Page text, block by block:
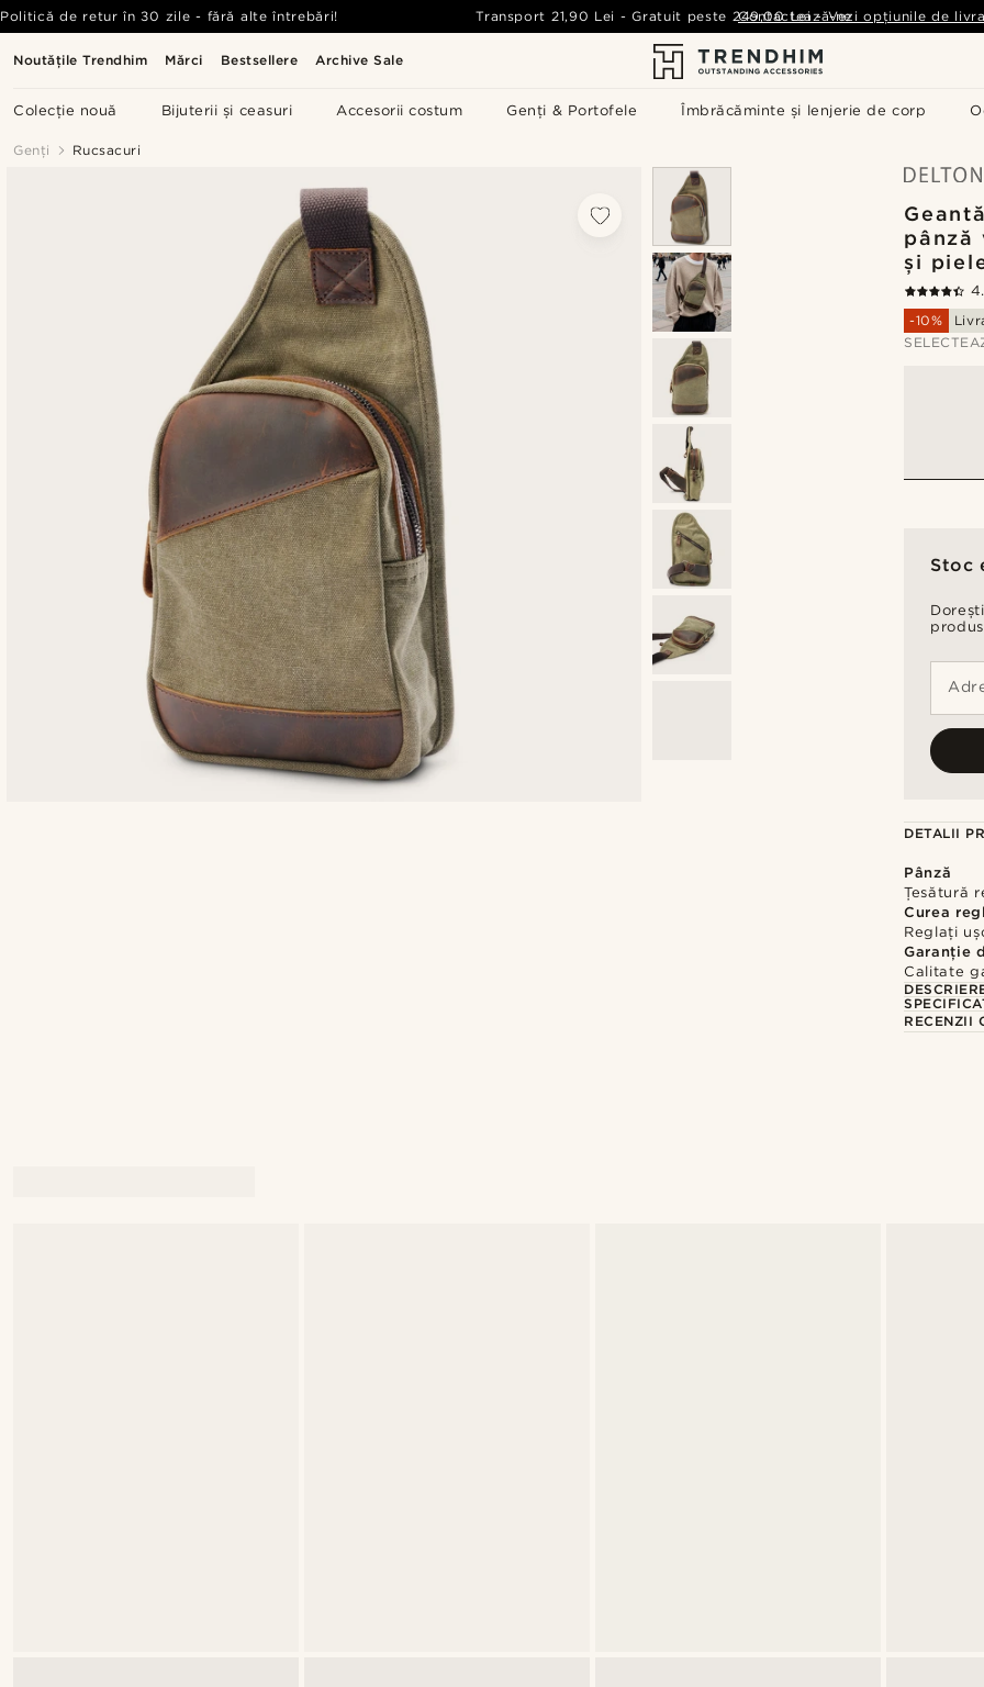
Noutățile Trendhim Mărci Bestsellere Archive Sale
Colecție nouă Bijuterii și ceasuri Accesorii costum Genți & Portofele Îmbrăcăminte și lenjerie de corp
Politică de retur în 30 zile - fără alte întrebări! Transport 21,90 Lei -Gratuit peste 249,00 Lei - Vezi opțiunile de
Contactează-ne
Genți Rucsacuri
pânză
și
-10%
Stoc
DETALII
Pânză
Țesătură
Curea
Reglați
Garanție
Calitate
RECENZII